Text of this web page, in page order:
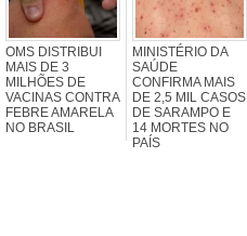
OMS DISTRIBUI
MAIS DE 3
MILHÕES DE
VACINAS CONTRA
FEBRE AMARELA
NO BRASIL
MINISTÉRIO DA
SAÚDE
CONFIRMA MAIS
DE 2,5 MIL CASOS
DE SARAMPO E
14 MORTES NO
PAÍS